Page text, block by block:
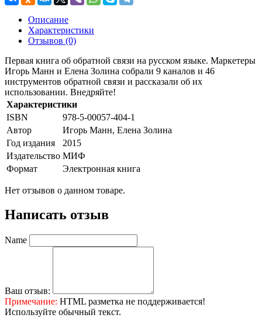
Описание
Характеристики
Отзывов (0)
Первая книга об обратной связи на русском языке. Маркетеры
Игорь Манн и Елена Золина собрали 9 каналов и 46
инструментов обратной связи и рассказали об их
использовании. Внедряйте!
Характеристики
ISBN
978-5-00057-404-1
Автор
Игорь Манн, Елена Золина
Год издания
2015
Издательство МИФ
Формат
Электронная книга
Нет отзывов о данном товаре.
Написать отзыв
Name
Ваш отзыв:
Примечание: HTML разметка не поддерживается!
Используйте обычный текст.